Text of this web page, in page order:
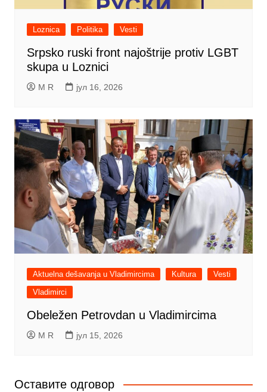
Loznica Politika Vesti
Srpsko ruski front najoštrije protiv LGBT
skupa u Loznici
M R јул 16, 2026
Aktuelna dešavanja u Vladimircima Kultura
Vesti
Vladimirci
Obeležen Petrovdan u Vladimircima
M R јул 15, 2026
Оставите одговор